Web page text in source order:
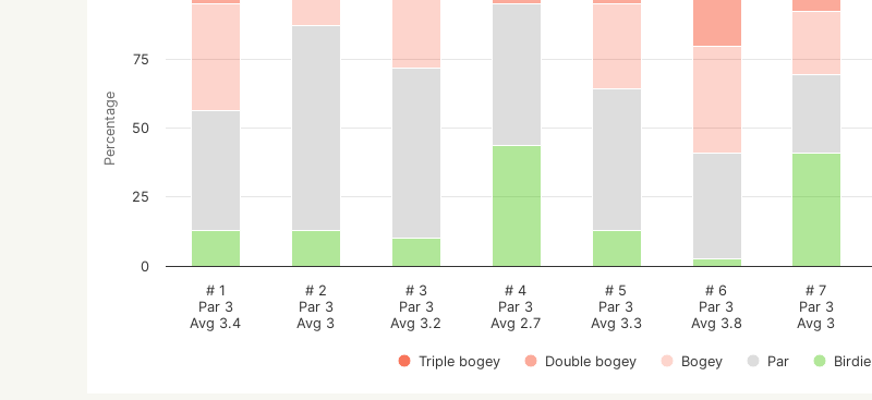
Percentage
Triple bogey Double bogey Bogey Par Birdie
# 1
Par 3
Avg 3.4
# 2
Par 3
Avg 3
# 3
Par 3
Avg 3.2
# 4
Par 3
Avg 2.7
# 5
Par 3
Avg 3.3
# 6
Par 3
Avg 3.8
# 7
Par 3
Avg 3
0
25
50
75